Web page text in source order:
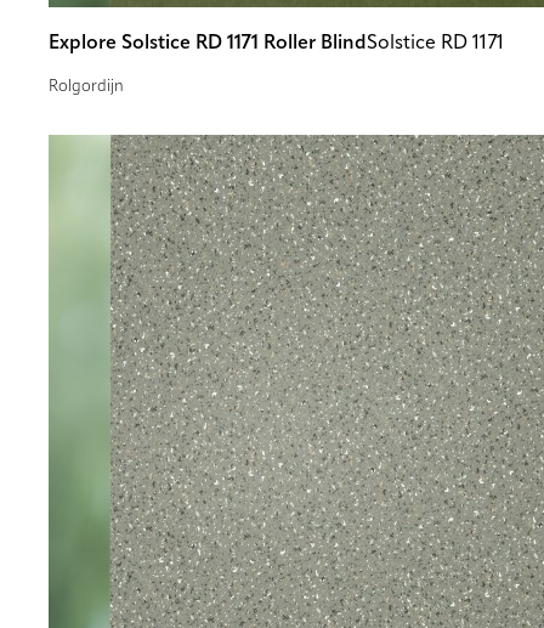
Explore Solstice RD 1171 Roller BlindSolstice RD 1171
Rolgordijn